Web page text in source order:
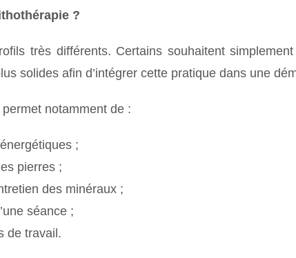
?
très différents. Certains souhaitent
solides afin d’intégrer cette pratique dans une
notamment de :
;
pierres ;
des minéraux ;
séance ;
de travail.